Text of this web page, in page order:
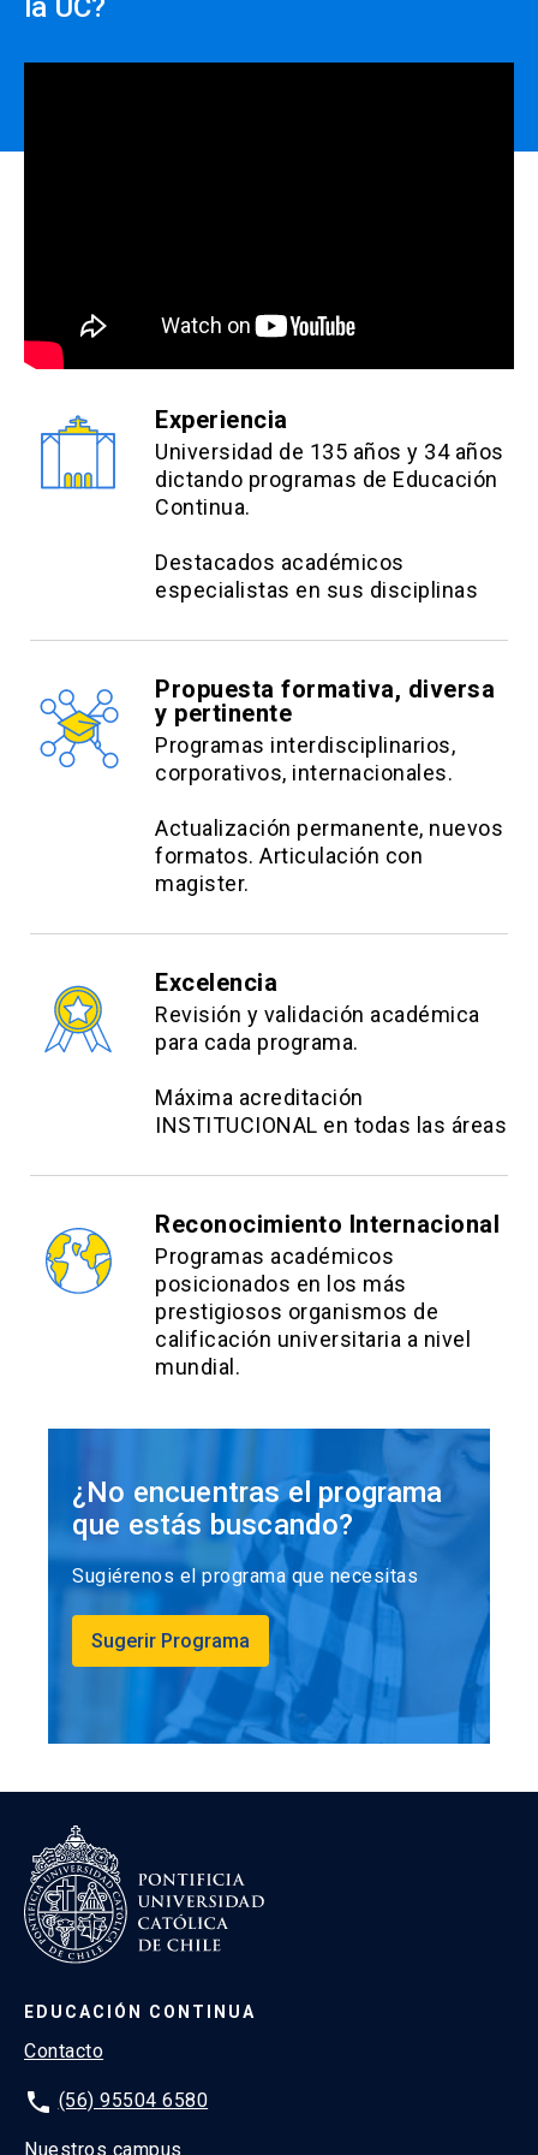
la UC?
Experiencia
Universidad de 135 años y 34 años
dictando programas de Educación
Continua.
Destacados académicos
especialistas en sus disciplinas
Propuesta formativa, diversa
y pertinente
Programas interdisciplinarios,
corporativos, internacionales.
Actualización permanente, nuevos
formatos. Articulación con
magister.
Excelencia
Revisión y validación académica
para cada programa.
Máxima acreditación
INSTITUCIONAL en todas las áreas
Reconocimiento Internacional
Programas académicos
posicionados en los más
prestigiosos organismos de
calificación universitaria a nivel
mundial.
¿No encuentras el programa
que estás buscando?
Sugiérenos el programa que necesitas
Sugerir Programa
EDUCACIÓN CONTINUA
Contacto
phone (56) 95504 6580
Nuestros campus